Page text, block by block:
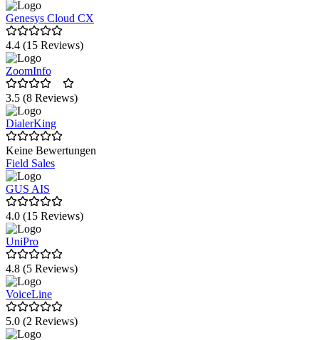
Genesys Cloud CX
4.4 (15 Reviews)
ZoomInfo
3.5 (8 Reviews)
DialerKing
Keine Bewertungen
Field Sales
GUS AIS
4.0 (15 Reviews)
UniPro
4.8 (5 Reviews)
VoiceLine
5.0 (2 Reviews)